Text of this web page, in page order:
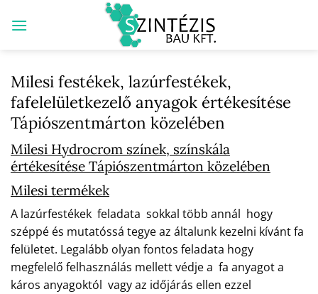
Milesi festékek, lazúrfestékek,
fafelelületkezelő anyagok értékesítése
Tápiószentmárton közelében
Milesi Hydrocrom színek, színskála
értékesítése Tápiószentmárton közelében
Milesi termékek
A lazúrfestékek feladata sokkal több annál hogy
széppé és mutatóssá tegye az általunk kezelni kívánt fa
felületet. Legalább olyan fontos feladata hogy
megfelelő felhasználás mellett védje a fa anyagot a
káros anyagoktól vagy az időjárás ellen ezzel